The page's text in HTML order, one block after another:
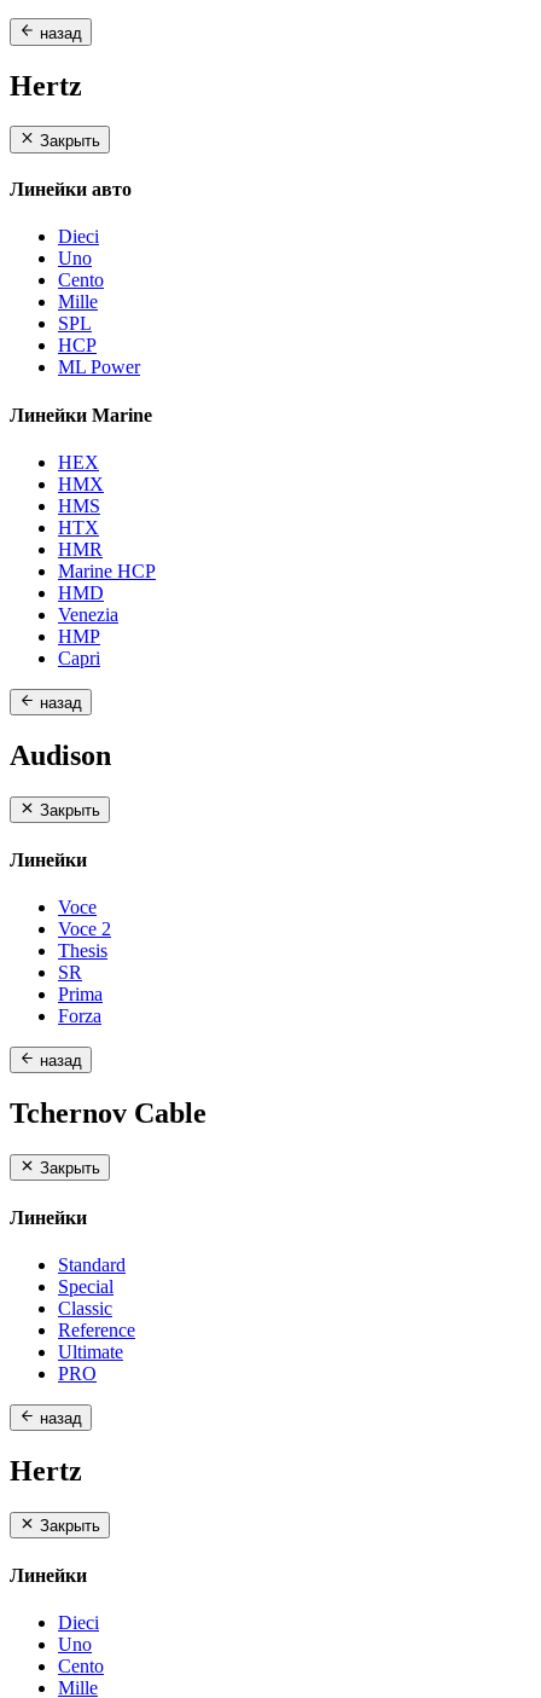
назад
Hertz
Закрыть
Линейки авто
Dieci
Uno
Cento
Mille
SPL
HCP
ML Power
Линейки Marine
HEX
HMX
HMS
HTX
HMR
Marine HCP
HMD
Venezia
HMP
Capri
назад
Audison
Закрыть
Линейки
Voce
Voce 2
Thesis
SR
Prima
Forza
назад
Tchernov Cable
Закрыть
Линейки
Standard
Special
Classic
Reference
Ultimate
PRO
назад
Hertz
Закрыть
Линейки
Dieci
Uno
Cento
Mille